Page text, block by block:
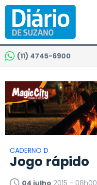
(11) 4745-6900
CADERNO D
Jogo rápido